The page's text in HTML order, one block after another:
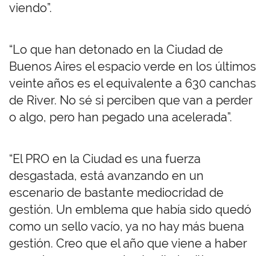
viendo”.
“Lo que han detonado en la Ciudad de
Buenos Aires el espacio verde en los últimos
veinte años es el equivalente a 630 canchas
de River. No sé si perciben que van a perder
o algo, pero han pegado una acelerada”.
“El PRO en la Ciudad es una fuerza
desgastada, está avanzando en un
escenario de bastante mediocridad de
gestión. Un emblema que había sido quedó
como un sello vacío, ya no hay más buena
gestión. Creo que el año que viene a haber